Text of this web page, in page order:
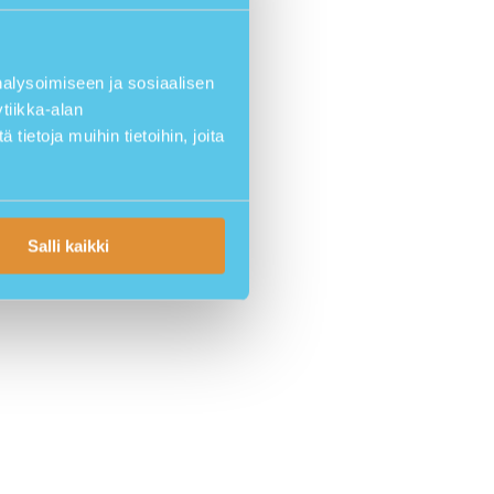
ja sosiaalisen
alan
tietoja muihin tietoihin, joita
Salli kaikki